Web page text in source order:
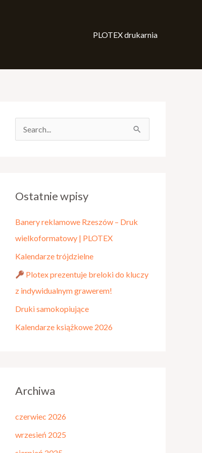
PLOTEX drukarnia
a
a
:
Ostatnie wpisy
Banery reklamowe Rzeszów – Druk
wielkoformatowy | PLOTEX
Kalendarze trójdzielne
Plotex prezentuje breloki do kluczy
z indywidualnym grawerem!
Druki samokopiujące
Kalendarze książkowe 2026
Archiwa
czerwiec 2026
wrzesień 2025